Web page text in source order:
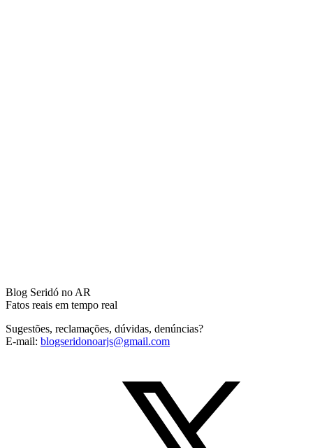
Blog Seridó no AR
Fatos reais em tempo real
Sugestões, reclamações, dúvidas, denúncias?
E-mail: blogseridonoarjs@gmail.com